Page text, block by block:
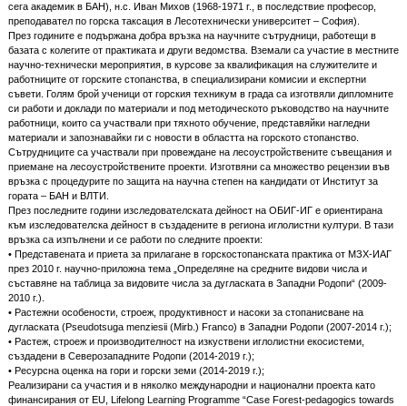
сега академик в БАН), н.с. Иван Михов (1968-1971 г., в последствие професор,
преподавател по горска таксация в Лесотехнически университет – София).
През годините е подържана добра връзка на научните сътрудници, работещи в
базата с колегите от практиката и други ведомства. Вземали са участие в местните
научно-технически мероприятия, в курсове за квалификация на служителите и
работниците от горските стопанства, в специализирани комисии и експертни
съвети. Голям брой ученици от горския техникум в града са изготвяли дипломните
си работи и доклади по материали и под методическото ръководство на научните
работници, които са участвали при тяхното обучение, представяйки нагледни
материали и запознавайки ги с новости в областта на горското стопанство.
Сътрудниците са участвали при провеждане на лесоустройствените съвещания и
приемане на лесоустройствените проекти. Изготвяни са множество рецензии във
връзка с процедурите по защита на научна степен на кандидати от Институт за
гората – БАН и ВЛТИ.
През последните години изследователската дейност на ОБИГ-ИГ е ориентирана
към изследователска дейност в създадените в региона иглолистни култури. В тази
връзка са изпълнени и се работи по следните проекти:
• Представената и приета за прилагане в горскостопанската практика от МЗХ-ИАГ
през 2010 г. научно-приложна тема „Определяне на средните видови числа и
съставяне на таблица за видовите числа за дугласката в Западни Родопи“ (2009-
2010 г.).
• Растежни особености, строеж, продуктивност и насоки за стопанисване на
дугласката (Pseudotsuga menziesii (Mirb.) Franco) в Западни Родопи (2007-2014 г.);
• Растеж, строеж и производителност на изкуствени иглолистни екосистеми,
създадени в Северозападните Родопи (2014-2019 г.);
• Ресурсна оценка на гори и горски земи (2014-2019 г.);
Реализирани са участия и в няколко международни и национални проекта като
финансирания от EU, Lifelong Learning Programme “Case Forest-pedagogics towards